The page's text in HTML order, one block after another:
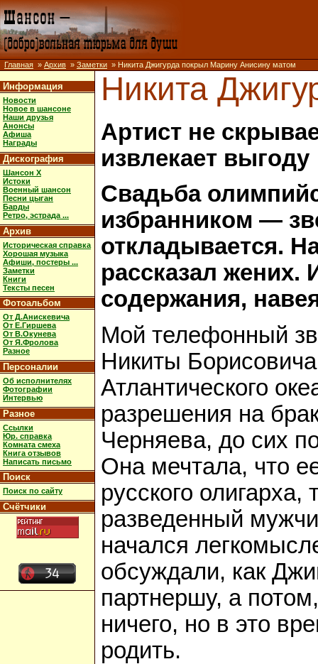
Главная » Архив » Заметки » Никита Джигурда покрыл Марину Анисину матом
Информация
Новости
Новое в шансоне
Наши друзья
Анонсы
Афиша
Награды
Дискография
Шансон X
Истоки
Военный шансон
Песни цыган
Барды
Ретро, эстрада ...
Архив
Историческая справка
Хорошая музыка
Афиши, постеры ...
Заметки
Книги
Тексты песен
Фотоальбом
От Д.Анискевича
От Е.Гиршева
От В.Окунева
От Я.Фролова
Разное
Персоналии
Об исполнителях
Фотографии
Интервью
Разное
Ссылки
Юр. справка
Комната смеха
Книга отзывов
Написать письмо
Поиск
Поиск по сайту
Счётчики
Никита
Артист не
извлекает выгоду
Свадьба
избранником —
откладывается.
рассказал жених.
содержания,
Мой телефонный
Никиты
Атлантического
разрешения на
Черняева, до сих
Она мечтала, что
русского
разведенный
начался
обсуждали, как
партнершу, а
ничего, но в это
родить.